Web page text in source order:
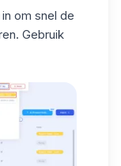
om snel de
Gebruik